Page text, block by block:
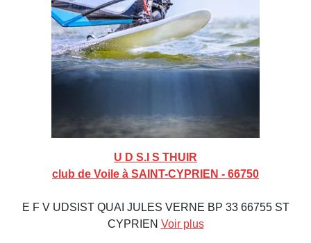
U D S.I S THUIR
club de Voile à SAINT-CYPRIEN - 66750
E F V UDSIST QUAI JULES VERNE BP 33 66755 ST
CYPRIEN Voir plus